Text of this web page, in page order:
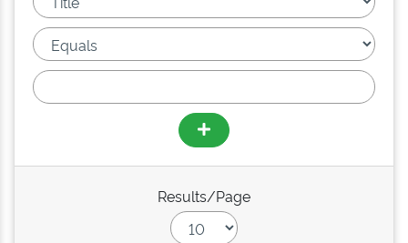
Results/Page